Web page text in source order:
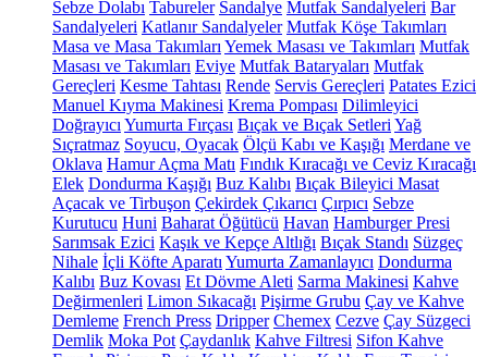
Sebze Dolabı Tabureler Sandalye Mutfak Sandalyeleri Bar
Sandalyeleri Katlanır Sandalyeler Mutfak Köşe Takımları
Masa ve Masa Takımları Yemek Masası ve Takımları Mutfak
Masası ve Takımları Eviye Mutfak Bataryaları Mutfak
Gereçleri Kesme Tahtası Rende Servis Gereçleri Patates Ezici
Manuel Kıyma Makinesi Krema Pompası Dilimleyici
Doğrayıcı Yumurta Fırçası Bıçak ve Bıçak Setleri Yağ
Sıçratmaz Soyucu, Oyacak Ölçü Kabı ve Kaşığı Merdane ve
Oklava Hamur Açma Matı Fındık Kıracağı ve Ceviz Kıracağı
Elek Dondurma Kaşığı Buz Kalıbı Bıçak Bileyici Masat
Açacak ve Tirbuşon Çekirdek Çıkarıcı Çırpıcı Sebze
Kurutucu Huni Baharat Öğütücü Havan Hamburger Presi
Sarımsak Ezici Kaşık ve Kepçe Altlığı Bıçak Standı Süzgeç
Nihale İçli Köfte Aparatı Yumurta Zamanlayıcı Dondurma
Kalıbı Buz Kovası Et Dövme Aleti Sarma Makinesi Kahve
Değirmenleri Limon Sıkacağı Pişirme Grubu Çay ve Kahve
Demleme French Press Dripper Chemex Cezve Çay Süzgeci
Demlik Moka Pot Çaydanlık Kahve Filtresi Sifon Kahve